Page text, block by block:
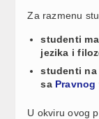
Za razmenu
studenti
jezika i
studenti na
sa
U okviru ovog